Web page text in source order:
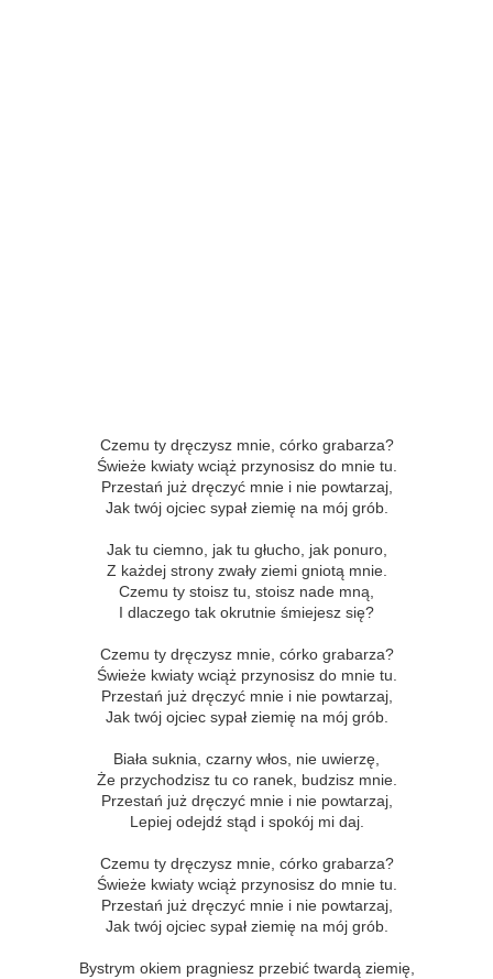
Czemu ty dręczysz mnie, córko grabarza?
Świeże kwiaty wciąż przynosisz do mnie tu.
Przestań już dręczyć mnie i nie powtarzaj,
Jak twój ojciec sypał ziemię na mój grób.
Jak tu ciemno, jak tu głucho, jak ponuro,
Z każdej strony zwały ziemi gniotą mnie.
Czemu ty stoisz tu, stoisz nade mną,
I dlaczego tak okrutnie śmiejesz się?
Czemu ty dręczysz mnie, córko grabarza?
Świeże kwiaty wciąż przynosisz do mnie tu.
Przestań już dręczyć mnie i nie powtarzaj,
Jak twój ojciec sypał ziemię na mój grób.
Biała suknia, czarny włos, nie uwierzę,
Że przychodzisz tu co ranek, budzisz mnie.
Przestań już dręczyć mnie i nie powtarzaj,
Lepiej odejdź stąd i spokój mi daj.
Czemu ty dręczysz mnie, córko grabarza?
Świeże kwiaty wciąż przynosisz do mnie tu.
Przestań już dręczyć mnie i nie powtarzaj,
Jak twój ojciec sypał ziemię na mój grób.
Bystrym okiem pragniesz przebić twardą ziemię,